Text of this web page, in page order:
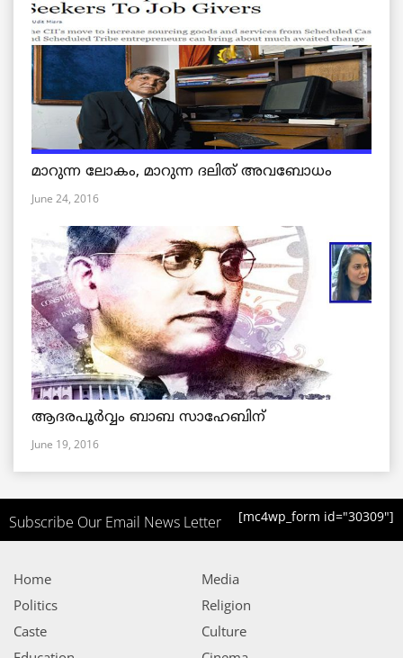
മാറുന്ന ലോകം, മാറുന്ന ദലിത് അവബോധം
June 24, 2016
ആദരപൂര്‍വ്വം ബാബ സാഹേബിന്
June 19, 2016
Subscribe Our Email News Letter [mc4wp_form id="30309"]
Home
Politics
Caste
Media
Religion
Culture